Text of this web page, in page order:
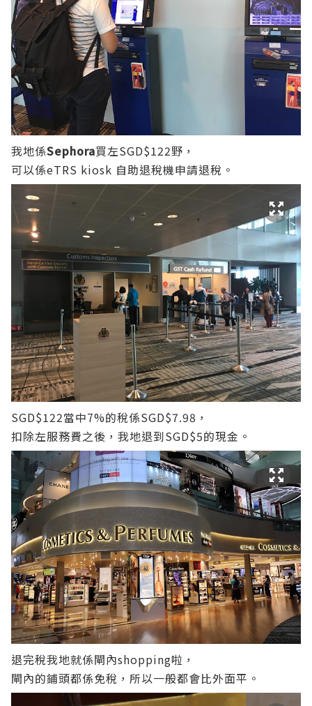
我地係Sephora買左SGD$122野，
可以係eTRS kiosk 自助退稅機申請退稅。
SGD$122當中7%的稅係SGD$7.98，
扣除左服務費之後，我地退到SGD$5的現金。
退完稅我地就係閘內shopping啦，
閘內的鋪頭都係免稅，所以一般都會比外面平。